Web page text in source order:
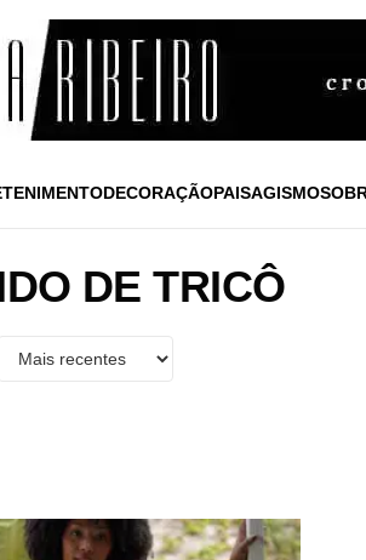
DECORAÇÃOPAISAGISMO
DE TRICÔ